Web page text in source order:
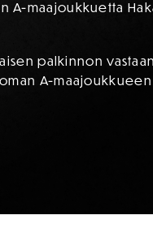
A-maajoukkuetta
palkinnon
A-